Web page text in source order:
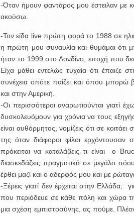
-Όταν ήμουν φαντάρος μου έστειλαν με
ακούσω.
-Τον είδα live πρώτη φορά το 1988 σε
η πρώτη μου συναυλία και θυμάμαι
ήταν το 1999 στο Λονδίνο, εποχή που
Είχα μάθει εντελώς τυχαία ότι
συνέχεια οπότε παίζει και όπου μπορώ
και στην Αμερική.
-Οι περισσότεροι αναρωτιούνται γιατί
δυσκολευόμουν για χρόνια να τους
είναι αυθόρμητος, νομίζεις ότι σε
της όταν διάφοροι φίλοι
πρόκειται να καταλάβεις τι είναι ο
διασκεδάζεις πραγματικά σε μεγάλο
έρθει μαζί και ο αδερφός μου και με ρώταγε
-Ξέρεις γιατί δεν έρχεται στην Ελλάδα;
που περιόδευε σε κάθε πόλη και χώρα
μια σχέση εμπιστοσύνης, ας πούμε.